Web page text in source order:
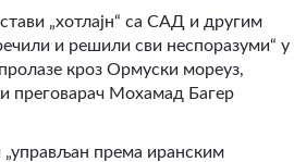
„хотлајн“ са САД и другим
и решили сви неспоразуми“ у
кроз Ормуски мореуз,
преговарач Мохамад Багер
према иранским